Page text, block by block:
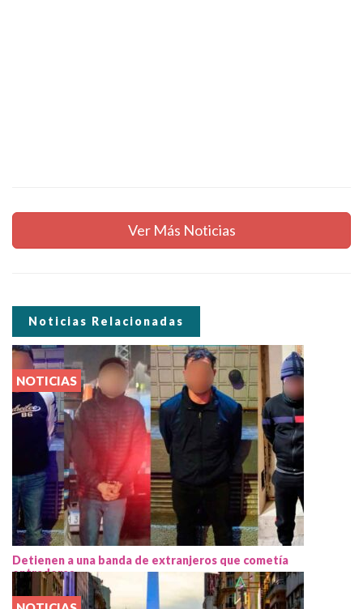
Ver Más Noticias
Noticias Relacionadas
NOTICIAS
Detienen a una banda de extranjeros que cometía
entraderas